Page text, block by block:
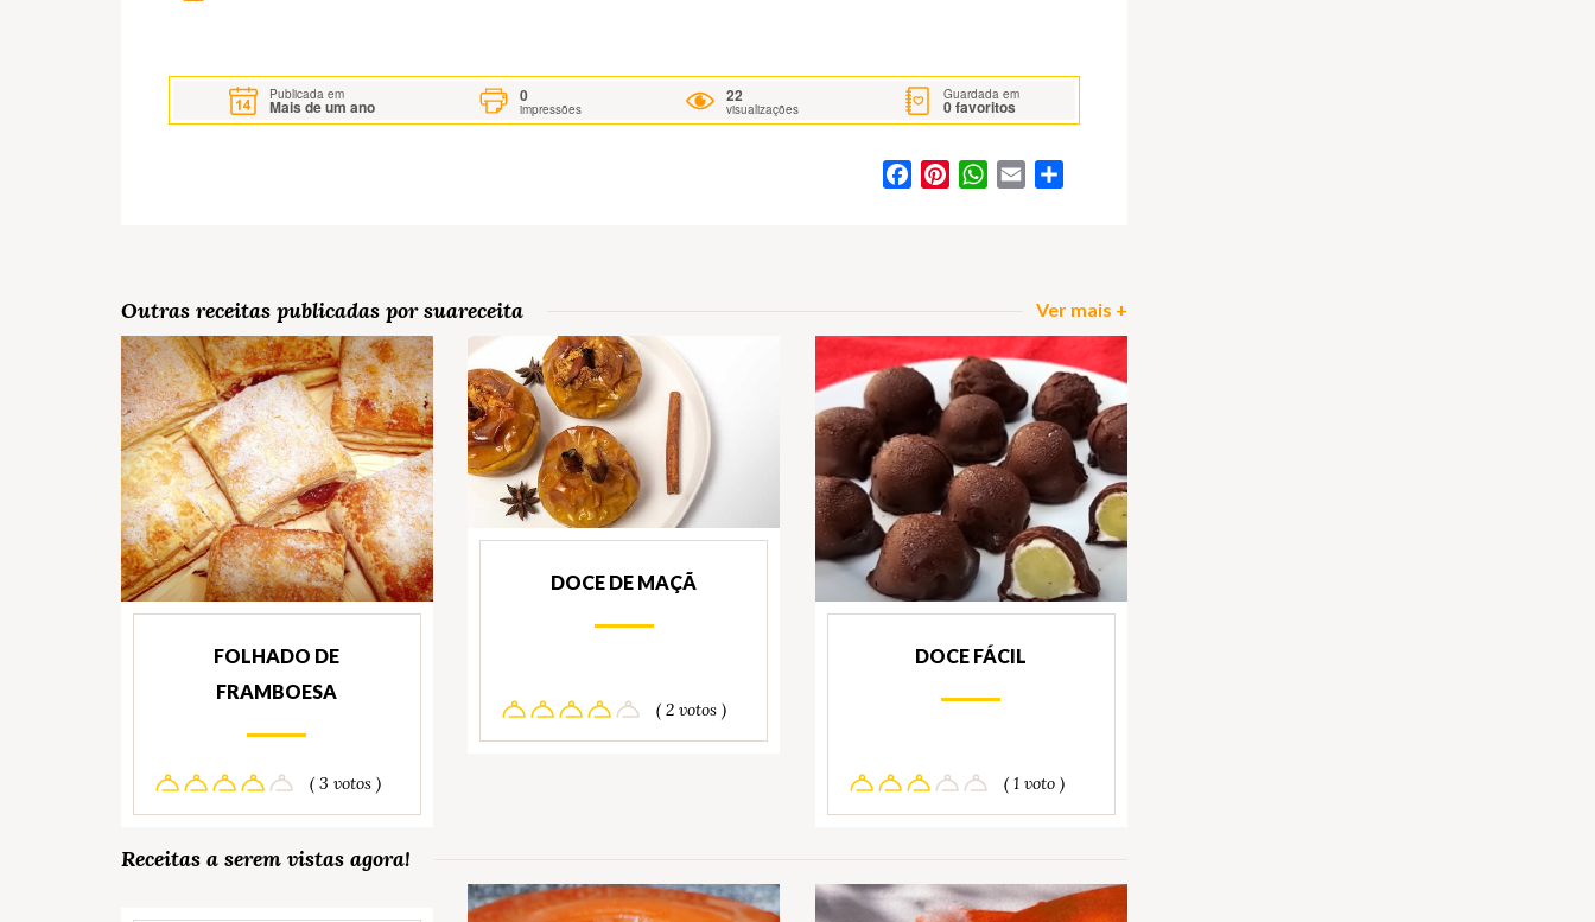
Publicada em
Mais de um ano
0
impressões
22
visualizações
Guardada em
0favoritos
FacebookPinterestWhatsApp
Email
Outras receitas publicadas por suareceita Ver mais +
FOLHADO DE
FRAMBOESA
( 3 votos )
DOCE DE MAÇÃ
( 2 votos )
DOCE FÁCIL
( 1 voto )
Receitas a serem vistas agora!